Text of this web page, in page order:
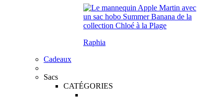
Raphia
Cadeaux
Sacs
CATÉGORIES